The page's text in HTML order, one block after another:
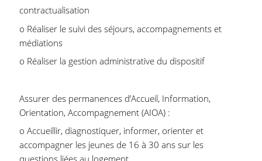
contractualisation
o Réaliser le suivi des séjours, accompagnements et
médiations
o Réaliser la gestion administrative du dispositif
Assurer des permanences d’Accueil, Information,
Orientation, Accompagnement (AIOA) :
o Accueillir, diagnostiquer, informer, orienter et
accompagner les jeunes de 16 à 30 ans sur les